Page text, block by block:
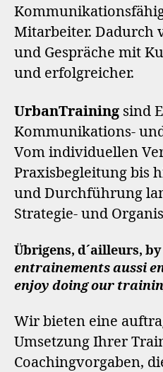
Mitarbeiter. Dadurch
und Gespräche mit
und erfolgreicher.
UrbanTraining sind
Kommunikations-
Vom individuellen
Praxisbegleitung bis
und Durchführung
Strategie- und
Übrigens, d´ailleurs,
entrainements aussi
enjoy doing our
Wir bieten eine
Umsetzung Ihrer
Coachingvorgaben,